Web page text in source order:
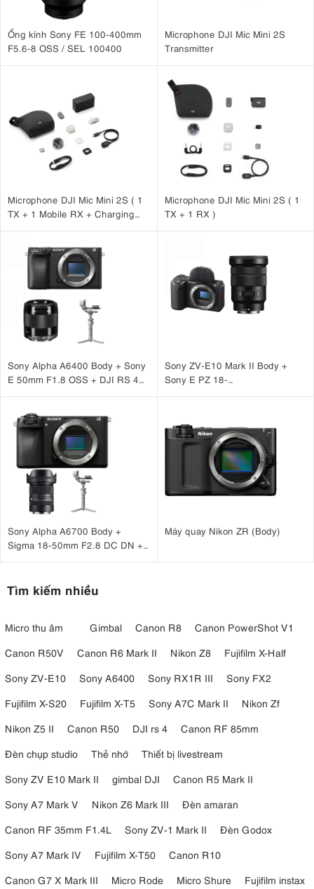
Ống kính Sony FE 100-400mm
F5.6-8 OSS / SEL 100400
Microphone DJI Mic Mini 2S
Transmitter
Microphone DJI Mic Mini 2S ( 1
TX + 1 Mobile RX + Charging
Microphone DJI Mic Mini 2S ( 1
TX + 1 RX )
Sony Alpha A6400 Body + Sony
E 50mm F1.8 OSS + DJI RS 4
Sony ZV-E10 Mark II Body +
Sony E PZ 18-
Sony Alpha A6700 Body +
Sigma 18-50mm F2.8 DC DN +
Máy quay Nikon ZR (Body)
Tìm kiếm nhiều
Micro thu âm Gimbal Canon R8
Canon PowerShot V1
Canon R50V
Canon R6 Mark II Nikon Z8
Fujifilm X-Half
Sony ZV-E10
Sony A6400 Sony RX1R III
Sony FX2
Fujifilm X-S20
Fujifilm X-T5 Sony A7C Mark II
Nikon Zf
Nikon Z5 II
Canon R50 DJI rs 4
Canon RF 85mm
Đèn chụp studio
Thẻ nhớ
Thiết bị livestream
Sony ZV E10 Mark II
gimbal DJI
Canon R5 Mark II
Sony A7 Mark V
Nikon Z6 Mark III
Đèn amaran
Canon RF 35mm F1.4L
Sony ZV-1 Mark II
Đèn Godox
Sony A7 Mark IV
Fujifilm X-T50
Canon R10
Canon G7 X Mark III
Micro Rode Micro Shure
Fujifilm instax